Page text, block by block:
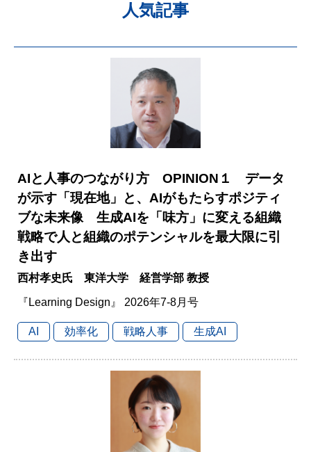
人気記事
AIと人事のつながり方 OPINION１ データ
が示す「現在地」と、AIがもたらすポジティ
ブな未来像 生成AIを「味方」に変える組織
戦略で人と組織のポテンシャルを最大限に引
き出す
西村孝史氏 東洋大学 経営学部 教授
『Learning Design』 2026年7-8月号
AI 効率化 戦略人事 生成AI